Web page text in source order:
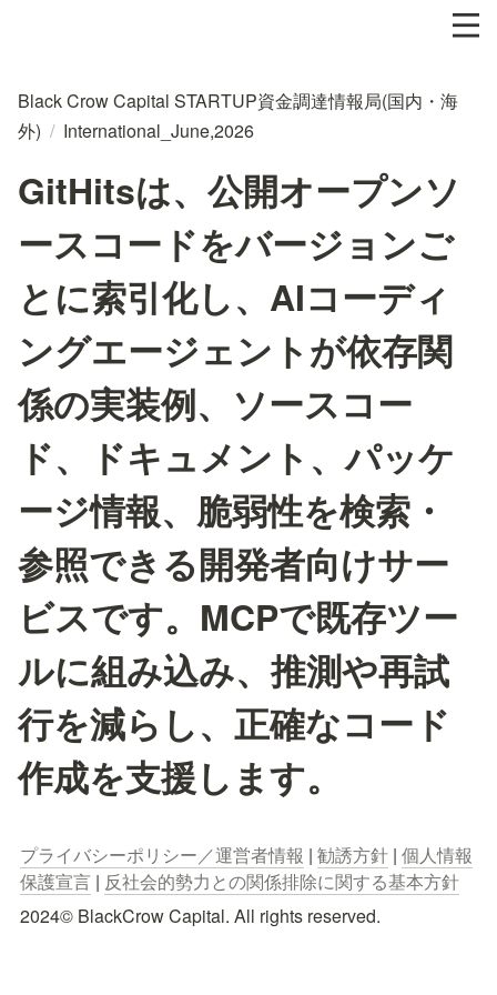
Black Crow Capital STARTUP資金調達情報局(国内・海
外) / International_June,2026
GitHitsは、公開オープンソ
ースコードをバージョンご
とに索引化し、AIコーディ
ングエージェントが依存関
係の実装例、ソースコー
ド、ドキュメント、パッケ
ージ情報、脆弱性を検索・
参照できる開発者向けサー
ビスです。MCPで既存ツー
ルに組み込み、推測や再試
行を減らし、正確なコード
作成を支援します。
プライバシーポリシー／運営者情報 | 勧誘方針 | 個人情報
保護宣言 | 反社会的勢力との関係排除に関する基本方針
2024© BlackCrow Capital. All rights reserved.